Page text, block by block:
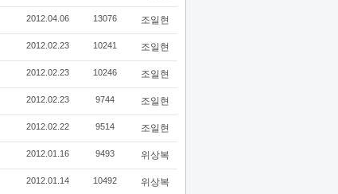
2012.04.06 13076 조일현
2012.02.23 10241 조일현
2012.02.23 10246 조일현
2012.02.23 9744 조일현
2012.02.22 9514 조일현
2012.01.16 9493 위상복
2012.01.14 10492 위상복